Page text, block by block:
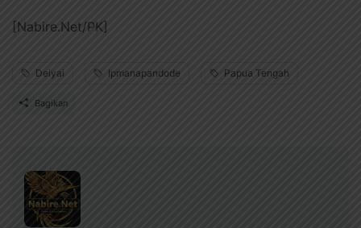
[Nabire.Net/PK]
Deiyai Ipmanapandode Papua Tengah
Bagikan